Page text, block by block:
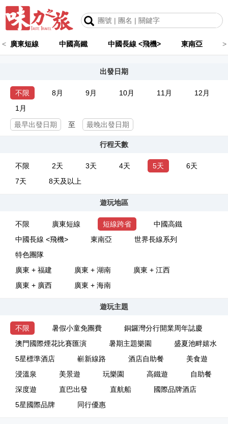
< 廣東短線 中國高鐵 中國長線 <飛機> 東南亞 >
出發日期
不限 8月 9月 10月 11月
12月
1月
至
行程天數
不限 2天 3天 4天 5天
6天
7天
8天及以上
遊玩地區
不限 廣東短線 短線跨省
中國高鐵
中國長線 <飛機>
東南亞
世界長線系列
特色團隊
廣東 + 福建
廣東 + 湖南
廣東 + 江西
廣東 + 廣西
廣東 + 海南
遊玩主題
不限 暑假小童免團費
銅鑼灣分行開業周年誌慶
澳門國際煙花比賽匯演
暑期主題樂園
盛夏池畔嬉水
5星標準酒店
嶄新線路 酒店自助餐
美食遊
浸溫泉
美景遊 玩樂園 高鐵遊
自助餐
深度遊
直巴出發 直航船
國際品牌酒店
5星國際品牌
同行優惠